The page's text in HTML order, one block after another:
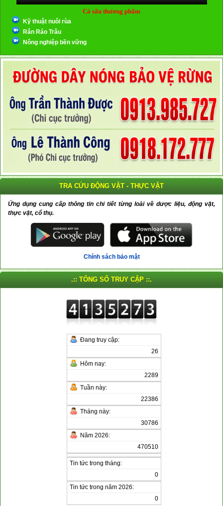
Cá sấu thương phẩm
Kỹ thuật nuôi rùa
Rắn Ráo Trâu
Nông nghiệp bền vững
TRA CỨU ĐỘNG VẬT - THỰC VẬT
Ứng dụng cung cấp thông tin chi tiết từng loài về dược liệu, động vật,
thực vật, cổ thụ.
Chính sách bảo mật
.:: TỔNG SỐ TRUY CẬP ::.
Đang truy cập:
26
Hôm nay:
2289
Tuần này:
22386
Tháng này:
30786
Năm 2026:
470510
Tin tức trong tháng:
0
Tin tức trong năm 2026:
0